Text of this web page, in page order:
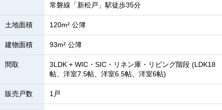
常磐線「新松戸」駅徒歩35分
土地面積 120m² 公簿
建物面積 93m² 公簿
間取
3LDK + WIC・SIC・リネン庫・リビング階段 (LDK18
帖、洋室7.5帖、洋室6.5帖、洋室6帖)
販売戸数 1戸